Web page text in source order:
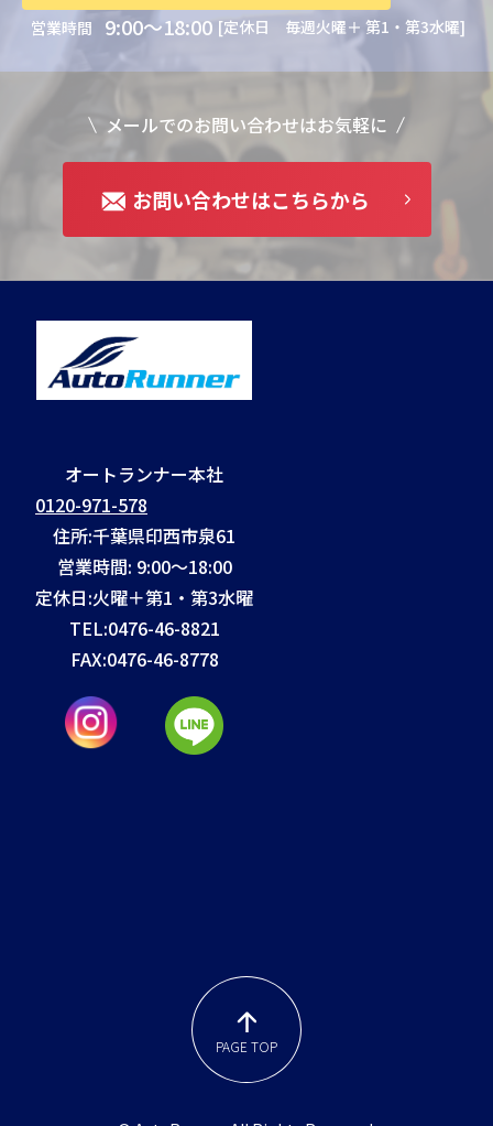
営業時間 9:00～18:00 [定休日 毎週火曜＋ 第1・第3水曜]
メールでのお問い合わせはお気軽に
お問い合わせはこちらから
オートランナー本社
0120-971-578
住所:千葉県印西市泉61
営業時間: 9:00～18:00
定休日:火曜＋第1・第3水曜
TEL:0476-46-8821
FAX:0476-46-8778
PAGE TOP